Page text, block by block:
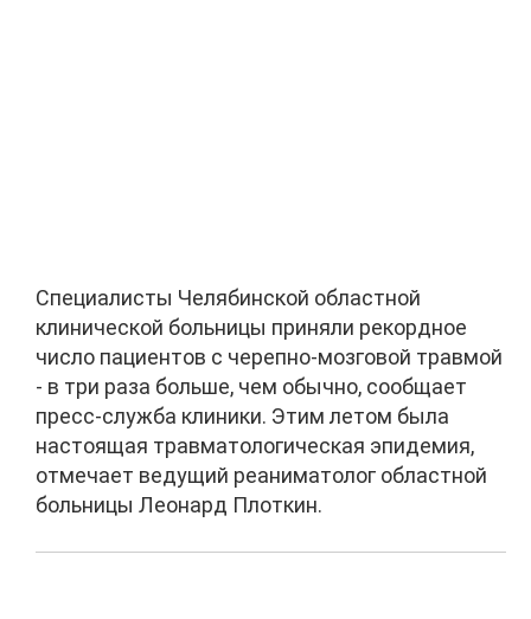
Специалисты Челябинской областной
клинической больницы приняли рекордное
число пациентов с черепно-мозговой травмой
- в три раза больше, чем обычно, сообщает
пресс-служба клиники. Этим летом была
настоящая травматологическая эпидемия,
отмечает ведущий реаниматолог областной
больницы Леонард Плоткин.